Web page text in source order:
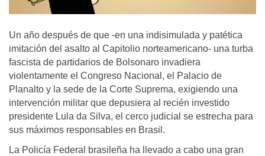
Un año después de que -en una indisimulada y patética
imitación del asalto al Capitolio norteamericano- una turba
fascista de partidarios de Bolsonaro invadiera
violentamente el Congreso Nacional, el Palacio de
Planalto y la sede de la Corte Suprema, exigiendo una
intervención militar que depusiera al recién investido
presidente Lula da Silva, el cerco judicial se estrecha para
sus máximos responsables en Brasil.
La Policía Federal brasileña ha llevado a cabo una gran